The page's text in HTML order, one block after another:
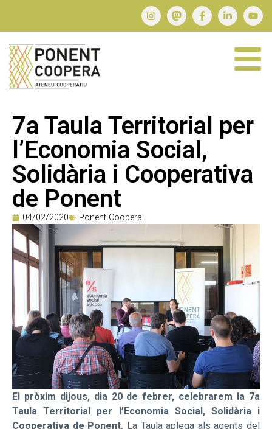
7a Taula Territorial per
l’Economia Social,
Solidària i Cooperativa
de Ponent
04/02/2020 Ponent Coopera
El pròxim dijous, dia 20 de febrer, celebrarem la 7a
Taula Territorial per l’Economia Social, Solidària i
Cooperativa de Ponent. La Taula aplega als agents del